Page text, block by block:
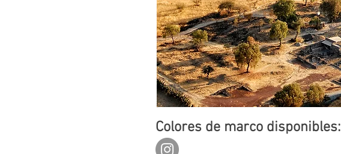
Colores de marco disponibles: